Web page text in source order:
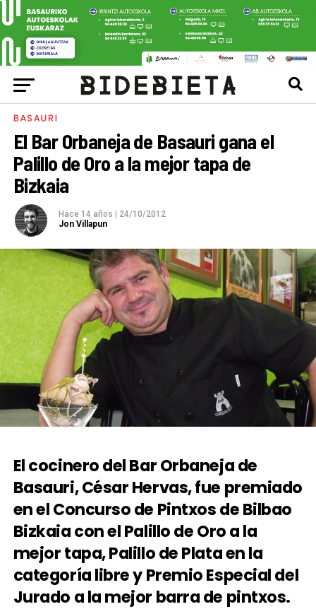
BASAURI
El Bar Orbaneja de Basauri gana el
Palillo de Oro a la mejor tapa de
Bizkaia
Hace 14 años
24/10/2012
Jon Villapun
El cocinero del Bar Orbaneja de
Basauri, César Hervas, fue premiado
en el Concurso de Pintxos de Bilbao
Bizkaia con elPalillo de Oroa la
mejor tapa,Palillo de Plataen la
categoría libre yPremio Especial del
Jurado a la mejor barra de pintxos.